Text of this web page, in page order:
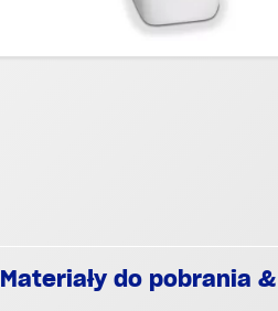
Materiały do pobrania